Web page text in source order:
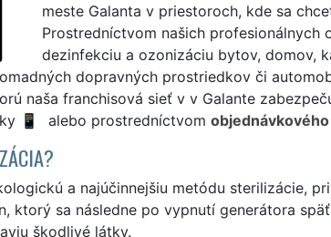
meste Galanta v priestoroch, kde sa
Prostredníctvom našich profesionálnych
dezinfekciu a ozonizáciu bytov, domov,
dopravných prostriedkov či
naša franchisová sieť v v Galante
alebo prostredníctvom
a najúčinnejšiu metódu sterilizácie,
ktorý sa následne po vypnutí generátora
škodlivé látky.